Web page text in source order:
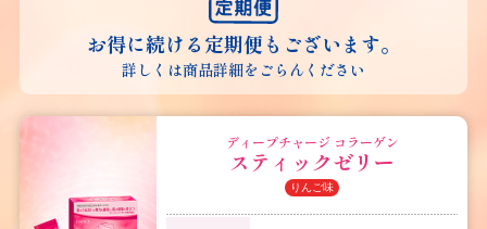
お得に続ける定期便もございます。
詳しくは商品詳細をごらんください
ディープチャージ コラーゲン
スティックゼリー
りんご味